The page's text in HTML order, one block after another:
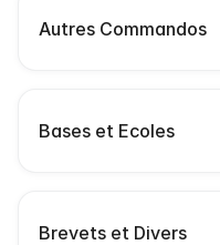
Autres Commandos
Bases et Ecoles
Brevets et Divers